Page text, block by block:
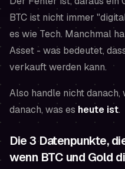
BTC ist nicht immer
es wie Tech. Manchmal
Asset - was bedeutet,
verkauft werden kann.
Also handle nicht danach,
danach, was es heute ist.
Die 3 Datenpunkte,
wenn BTC und Gold